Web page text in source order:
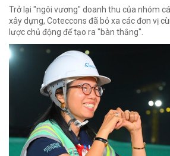
Trở lại "ngôi vương" doanh thu của nhóm
xây dựng, Coteccons đã bỏ xa các đơn vị
lược chủ động để tạo ra "bàn thắng".